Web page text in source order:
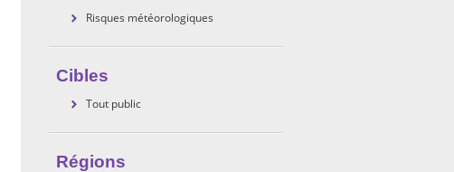
Risques météorologiques
Cibles
Tout public
Régions